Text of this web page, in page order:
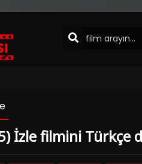
İzle filmini Türkçe